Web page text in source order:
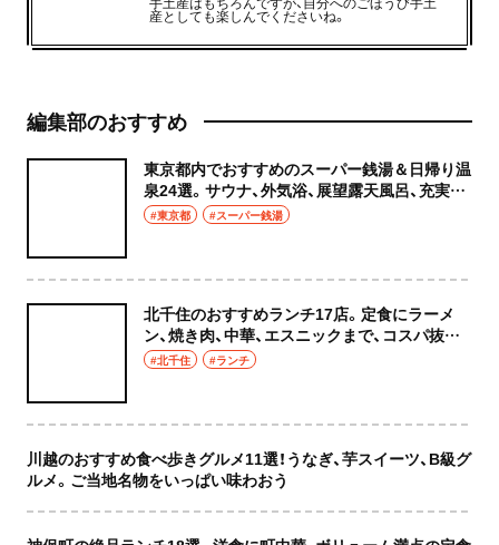
産としても楽しんでくださいね。
編集部のおすすめ
東京都内でおすすめのスーパー銭湯＆日帰り温
泉24選。サウナ、外気浴、展望露天風呂、充実の
癒やし空間へ
#東京都 #スーパー銭湯
北千住のおすすめランチ17店。定食にラーメ
ン、焼き肉、中華、エスニックまで、コスパ抜群
な店もおしゃれな店も網羅してご紹介！
#北千住 #ランチ
川越のおすすめ食べ歩きグルメ11選！うなぎ、芋スイーツ、B級グ
ルメ。ご当地名物をいっぱい味わおう